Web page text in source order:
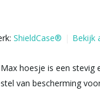
ShieldCase® Bekijk
hoesje is een stevig
van bescherming